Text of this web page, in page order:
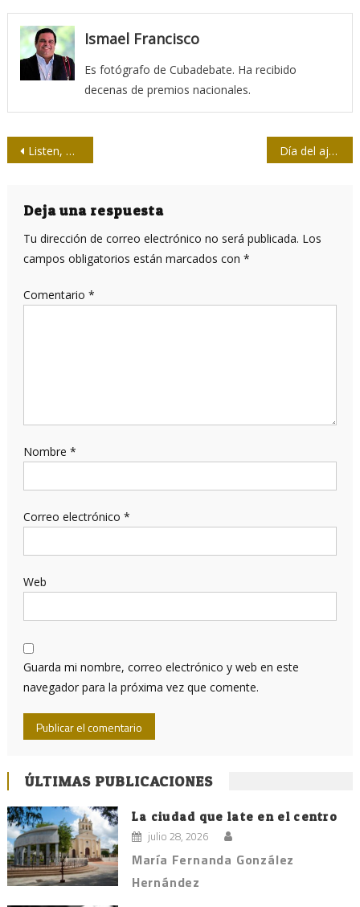
Ismael Francisco
Es fotógrafo de Cubadebate. Ha recibido
decenas de premios nacionales.
Navegación
entradas
Listen, Biden, Cuba no es una manzana Día del ajedrecista villaclareño
Deja una respuesta
Tu dirección de correo electrónico no será publicada. Los
campos obligatorios están marcados con *
Comentario *
Nombre *
Correo electrónico *
Web
Guarda mi nombre, correo electrónico y web en este
navegador para la próxima vez que comente.
ÚLTIMAS PUBLICACIONES
La ciudad que late en el centro
julio 28, 2026
María Fernanda González
Hernández